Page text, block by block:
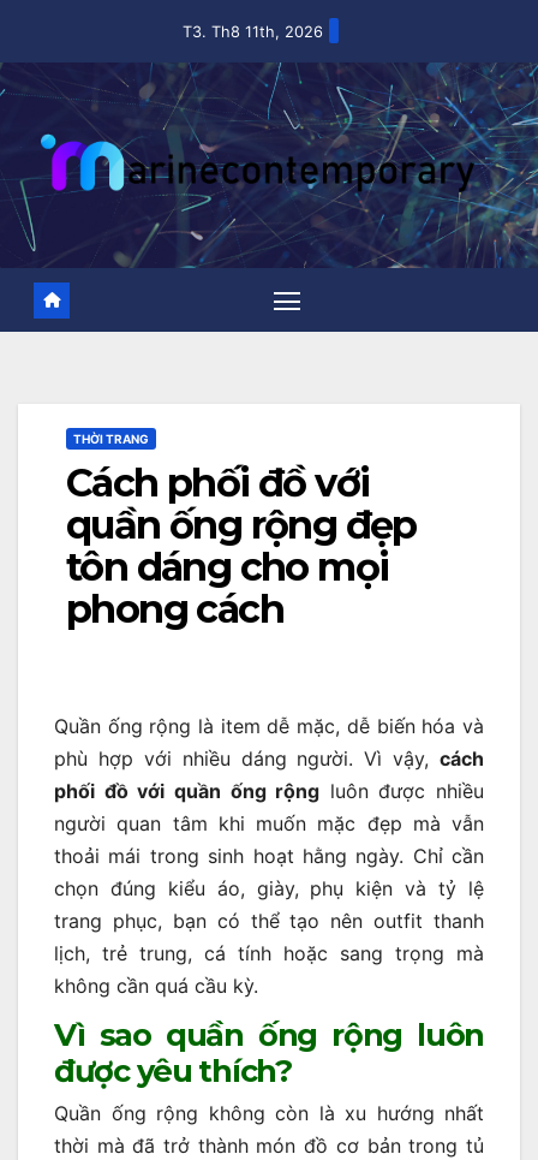
T3. Th8 11th, 2026
THỜI TRANG
Cách phối đồ với
quần ống rộng đẹp
tôn dáng cho mọi
phong cách
Quần ống rộng là item dễ mặc, dễ biến hóa và
phù hợp với nhiều dáng người. Vì vậy, cách
phối đồ với quần ống rộng luôn được nhiều
người quan tâm khi muốn mặc đẹp mà vẫn
thoải mái trong sinh hoạt hằng ngày. Chỉ cần
chọn đúng kiểu áo, giày, phụ kiện và tỷ lệ
trang phục, bạn có thể tạo nên outfit thanh
lịch, trẻ trung, cá tính hoặc sang trọng mà
không cần quá cầu kỳ.
Vì sao quần ống rộng luôn
được yêu thích?
Quần ống rộng không còn là xu hướng nhất
thời mà đã trở thành món đồ cơ bản trong tủ